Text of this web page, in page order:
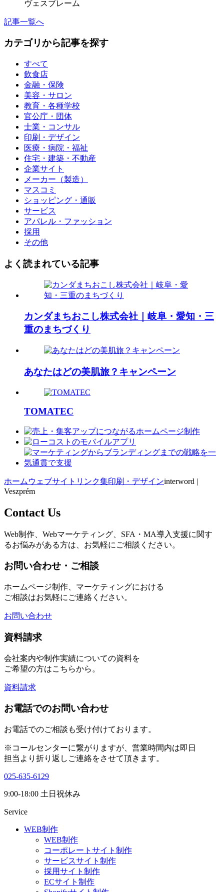
ヴェスプレーム
記事一覧へ
カテゴリから記事を探す
すべて
飲食店
金融・保険
美容・サロン
教育・各種学校
官公庁・団体
士業・コンサル
印刷・デザイン
医療・病院・福祉
住宅・建築・不動産
企業サイト
メーカー（製造）
マスコミ
ショッピング・通販
サービス
アパレル・ファッション
採用
その他
よく読まれている記事
カンダまちおこし株式会社｜岐阜・愛知・三
重のまちづくり
あなたはどの美肌旅？キャンペーン
TOMATEC
ホーム ウェブサイトリンク集印刷・デザインinterword |
Veszprém
Contact Us
Web制作、Webマーケティング、SFA・MA導入支援に関す
るお悩みがある方は、お気軽にご相談ください。
お問い合わせ・ご相談
ホームページ制作、マーケティングにおける
ご相談はお気軽にご連絡ください。
お問い合わせ
資料請求
会社案内や制作実績についての資料を
ご希望の方はこちらから。
資料請求
お電話でのお問い合わせ
お電話でのご相談も受け付けております。
※コールセンターに繋がりますが、営業時間内は即日
担当より折り返しご連絡をさせて頂きます。
025-635-6129
9:00-18:00 土日祝休み
Service
WEB制作
WEB制作
コーポレートサイト制作
サービスサイト制作
採用サイト制作
ECサイト制作